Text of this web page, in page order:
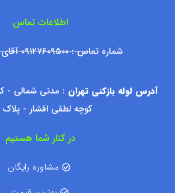
اطلاعات تماس
شماره تماس : ۰۹۱۲۷۶۰۹۵۰۰ آقای بهروز رجبی
آدرس لوله بازکنی تهران : مدنی شمالی
کوچه لطفی افشار - پلاک ۲۵
در کنار شما هستیم
مشاوره رایگان